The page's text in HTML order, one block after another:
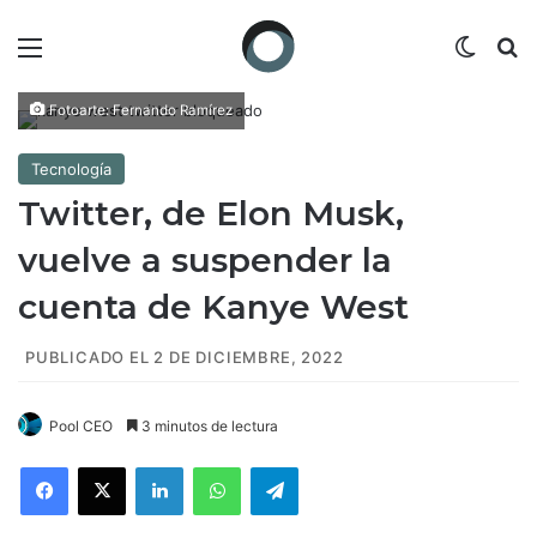
Fotoarte: Fernando Ramírez
Tecnología
Twitter, de Elon Musk,
vuelve a suspender la
cuenta de Kanye West
PUBLICADO EL 2 DE DICIEMBRE, 2022
Pool CEO 3 minutos de lectura